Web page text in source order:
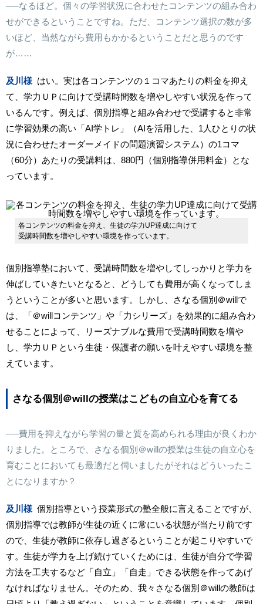
──なるほど。個々の学習状況に合わせたコンテンツの組み合わ
せができるということですね。ただ、コンテンツ選択の数が多
いほど、当然ながら費用もかかるということだと思うのです
が……
及川様 はい。実は各コンテンツの１コマあたりの料金を抑え
て、学力ＵＰに向けて受講時間数を増やしやすい状況を作って
いるんです。例えば、個別指導と組み合わせで受講すると非常
に学習効果の高い「AI学トレ」（AIを活用した、1人ひとりの状
況に合わせたオーダーメイドの問題演習システム）の1コマ
（60分）あたりの受講料は、880円（個別指導併用料金）とな
っています。
各コンテンツの料金を抑え、生徒の学力UP達成に向けて
受講時間数を増やしやすい環境を作っています。
個別指導塾において、受講時間数を増やしてしっかりと学力を
伸ばしていきたいとなると、どうしても費用が高くなってしま
うということが多いと思います。しかし、さなる個別 ＠willで
は、「＠willコンテンツ」や「力シリーズ」を効果的に組み合わ
せることによって、リーズナブルな費用で受講時間数を増や
し、学力ＵＰという生徒・保護者の願いを叶えやすい環境を整
えています。
さなる個別 ＠willの授業はこどもの自立心を育てる
──費用を抑えながら学習の量と質を高められる理由が良くわか
りました。ところで、さなる個別 ＠willの授業は生徒の自立心を
育むことにおいても最適だと伺いましたがそれはどういったこ
とになりますか？
及川様 個別指導という授業形式の塾全般に言えることですが、
個別指導では教師が生徒の近くに常にいる状態が当たり前です
ので、生徒が教師に依存し過ぎるということが起こりやすいで
す。生徒が学力を上げ続けていくためには、生徒が自分で学習
方法を工夫するなど「自立」「自走」できる状態を作ってあげ
なければなりません。そのため、我々さなる個別 ＠willの教師は